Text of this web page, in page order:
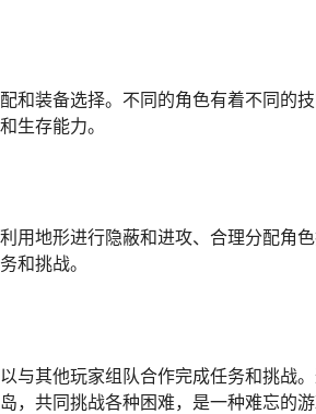
和装备选择。不同的角色有着不同的
生存能力。
地形进行隐蔽和进攻、合理分配角色
和挑战。
与其他玩家组队合作完成任务和挑战
共同挑战各种困难，是一种难忘的游